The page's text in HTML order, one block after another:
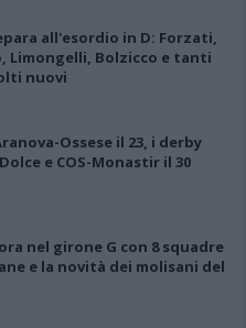
all'esordio in D: Forzati,
Limongelli, Bolzicco e tanti
nuovi
Ossese il 23, i derby
e COS-Monastir il 30
nel girone G con 8 squadre
e la novità dei molisani del